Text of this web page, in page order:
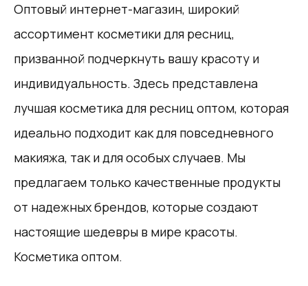
Оптовый интернет-магазин, широкий
ассортимент косметики для ресниц,
призванной подчеркнуть вашу красоту и
индивидуальность. Здесь представлена
лучшая косметика для ресниц оптом, которая
идеально подходит как для повседневного
макияжа, так и для особых случаев. Мы
предлагаем только качественные продукты
от надежных брендов, которые создают
настоящие шедевры в мире красоты.
Косметика оптом.